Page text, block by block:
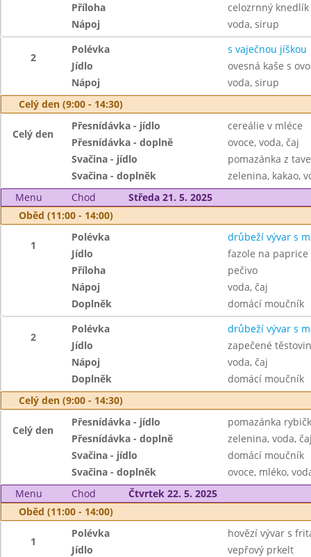
Příloha
celozrnný knedlík
Nápoj
voda, sirup
2
Polévka
s vaječnou jíškou
Jídlo
ovesná kaše s
Nápoj
voda, sirup
Celý den (9:00 - 14:30)
Celý den
Přesnídávka - jídlo
cereálie v mléce
Přesnídávka - doplně
ovoce, voda, čaj
Svačina - jídlo
pomazánka z
Svačina - doplněk
zelenina, kakao,
Menu
Chod
Středa 21. 5. 2025
Oběd (11:00 - 14:00)
1
Polévka
drůbeží vývar s
Jídlo
fazole na paprice
Příloha
pečivo
Nápoj
voda, čaj
Doplněk
domácí moučník
2
Polévka
drůbeží vývar s
Jídlo
zapečené
Nápoj
voda, čaj
Doplněk
domácí moučník
Celý den (9:00 - 14:30)
Celý den
Přesnídávka - jídlo
pomazánka
Přesnídávka - doplně
zelenina, voda,
Svačina - jídlo
domácí moučník
Svačina - doplněk
ovoce, mléko,
Menu
Chod
Čtvrtek 22. 5. 2025
Oběd (11:00 - 14:00)
1
Polévka
hovězí vývar s
Jídlo
vepřový prkelt